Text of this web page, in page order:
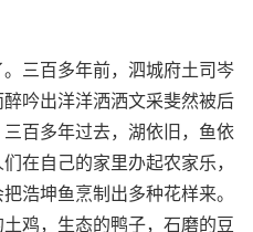
三百多年前，泗城府土司岑
吟出洋洋洒洒文采斐然被后
百多年过去，湖依旧，鱼依
在自己的家里办起农家乐，
浩坤鱼烹制出多种花样来。
鸡，生态的鸭子，石磨的豆